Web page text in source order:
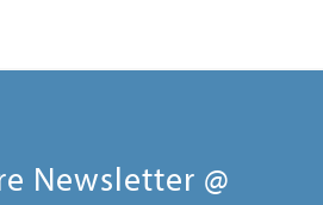
Newsletter @